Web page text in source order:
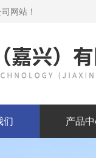
网站！
们 产品